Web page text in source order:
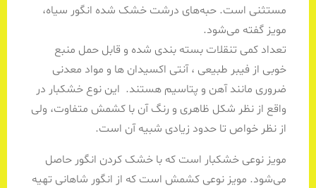
مستثنی است. حبه‌های درشت خشک شده انگور سیاه،
مویز گفته می‌شود.
تعداد کمی تنقلات بسته بندی شده و قابل حمل منبع
خوبی از فیبر طبیعی ، آنتی اکسیدان ها و مواد معدنی
ضروری مانند آهن و پتاسیم هستند. این نوع خشکبار در
واقع از نظر شکل ظاهری و رنگ آن با کشمش متفاوت، ولی
از نظر خواص تا حدود زیادی شبیه آن است.
مویز نوعی خشکبار است که با خشک کردن انگور حاصل
می‌شود. مویز نوعی کشمش است که از انگور شاهانی تهیه